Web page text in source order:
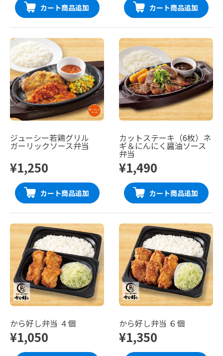
カート商品追加 カート商品追加
ジューシー若鶏グリル
ガーリックソース弁当
¥1,250
カート商品追加
カットステーキ（6枚）ネ
ギ＆にんにく醤油ソース
弁当
¥1,490
カート商品追加
から好し弁当 ４個
¥1,050
から好し弁当 ６個
¥1,350